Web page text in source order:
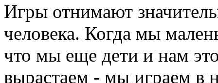
Игры отнимают
человека. Когда мы
что мы еще дети и нам
вырастаем - мы играем в